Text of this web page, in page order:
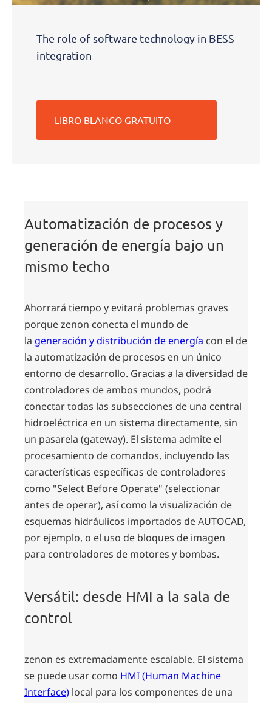
The role of software technology in BESS
integration
LIBRO BLANCO GRATUITO
Automatización de procesos y
generación de energía bajo un
mismo techo
Ahorrará tiempo y evitará problemas graves
porque zenon conecta el mundo de
la generación y distribución de energía con el de
la automatización de procesos en un único
entorno de desarrollo. Gracias a la diversidad de
controladores de ambos mundos, podrá
conectar todas las subsecciones de una central
hidroeléctrica en un sistema directamente, sin
un pasarela (gateway). El sistema admite el
procesamiento de comandos, incluyendo las
características específicas de controladores
como "Select Before Operate" (seleccionar
antes de operar), así como la visualización de
esquemas hidráulicos importados de AUTOCAD,
por ejemplo, o el uso de bloques de imagen
para controladores de motores y bombas.
Versátil: desde HMI a la sala de
control
zenon es extremadamente escalable. El sistema
se puede usar como HMI (Human Machine
Interface) local para los componentes de una